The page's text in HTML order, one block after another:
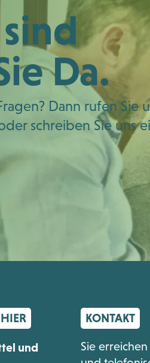
Da.
Dann rufen Sie
schreiben Sie uns
und
KONTAKT
Sie